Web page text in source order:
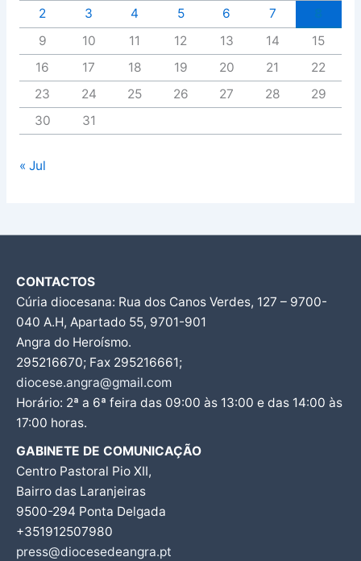
2
3 4 5 6 7
9
10 11 12 13 14
15
16
17 18 19 20 21
22
23
24 25 26 27 28
29
30
31
« Jul
CONTACTOS
Cúria diocesana: Rua dos Canos Verdes, 127 – 9700-
040 A.H, Apartado 55, 9701-901
Angra do Heroísmo.
295216670; Fax 295216661;
diocese.angra@gmail.com
Horário: 2ª a 6ª feira das 09:00 às 13:00 e das 14:00 às
17:00 horas.
GABINETE DE COMUNICAÇÃO
Centro Pastoral Pio XII,
Bairro das Laranjeiras
9500-294 Ponta Delgada
+351912507980
press@diocesedeangra.pt